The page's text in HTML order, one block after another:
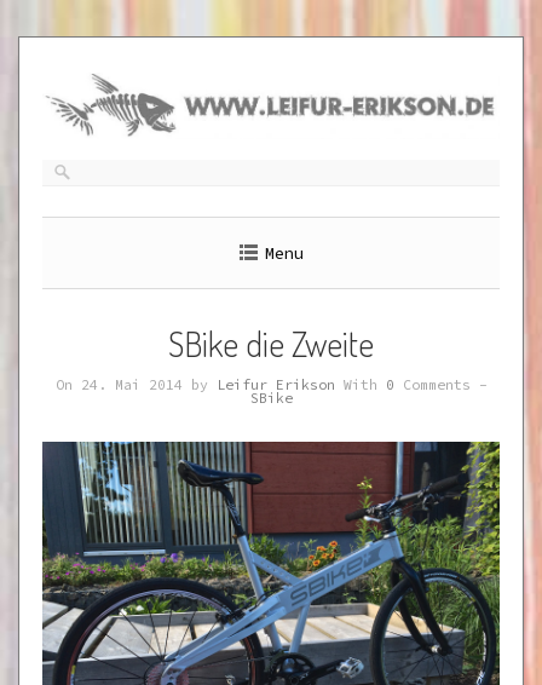
content
Menu
SBike die Zweite
On 24. Mai 2014 by Leifur Erikson With 0 Comments -
SBike